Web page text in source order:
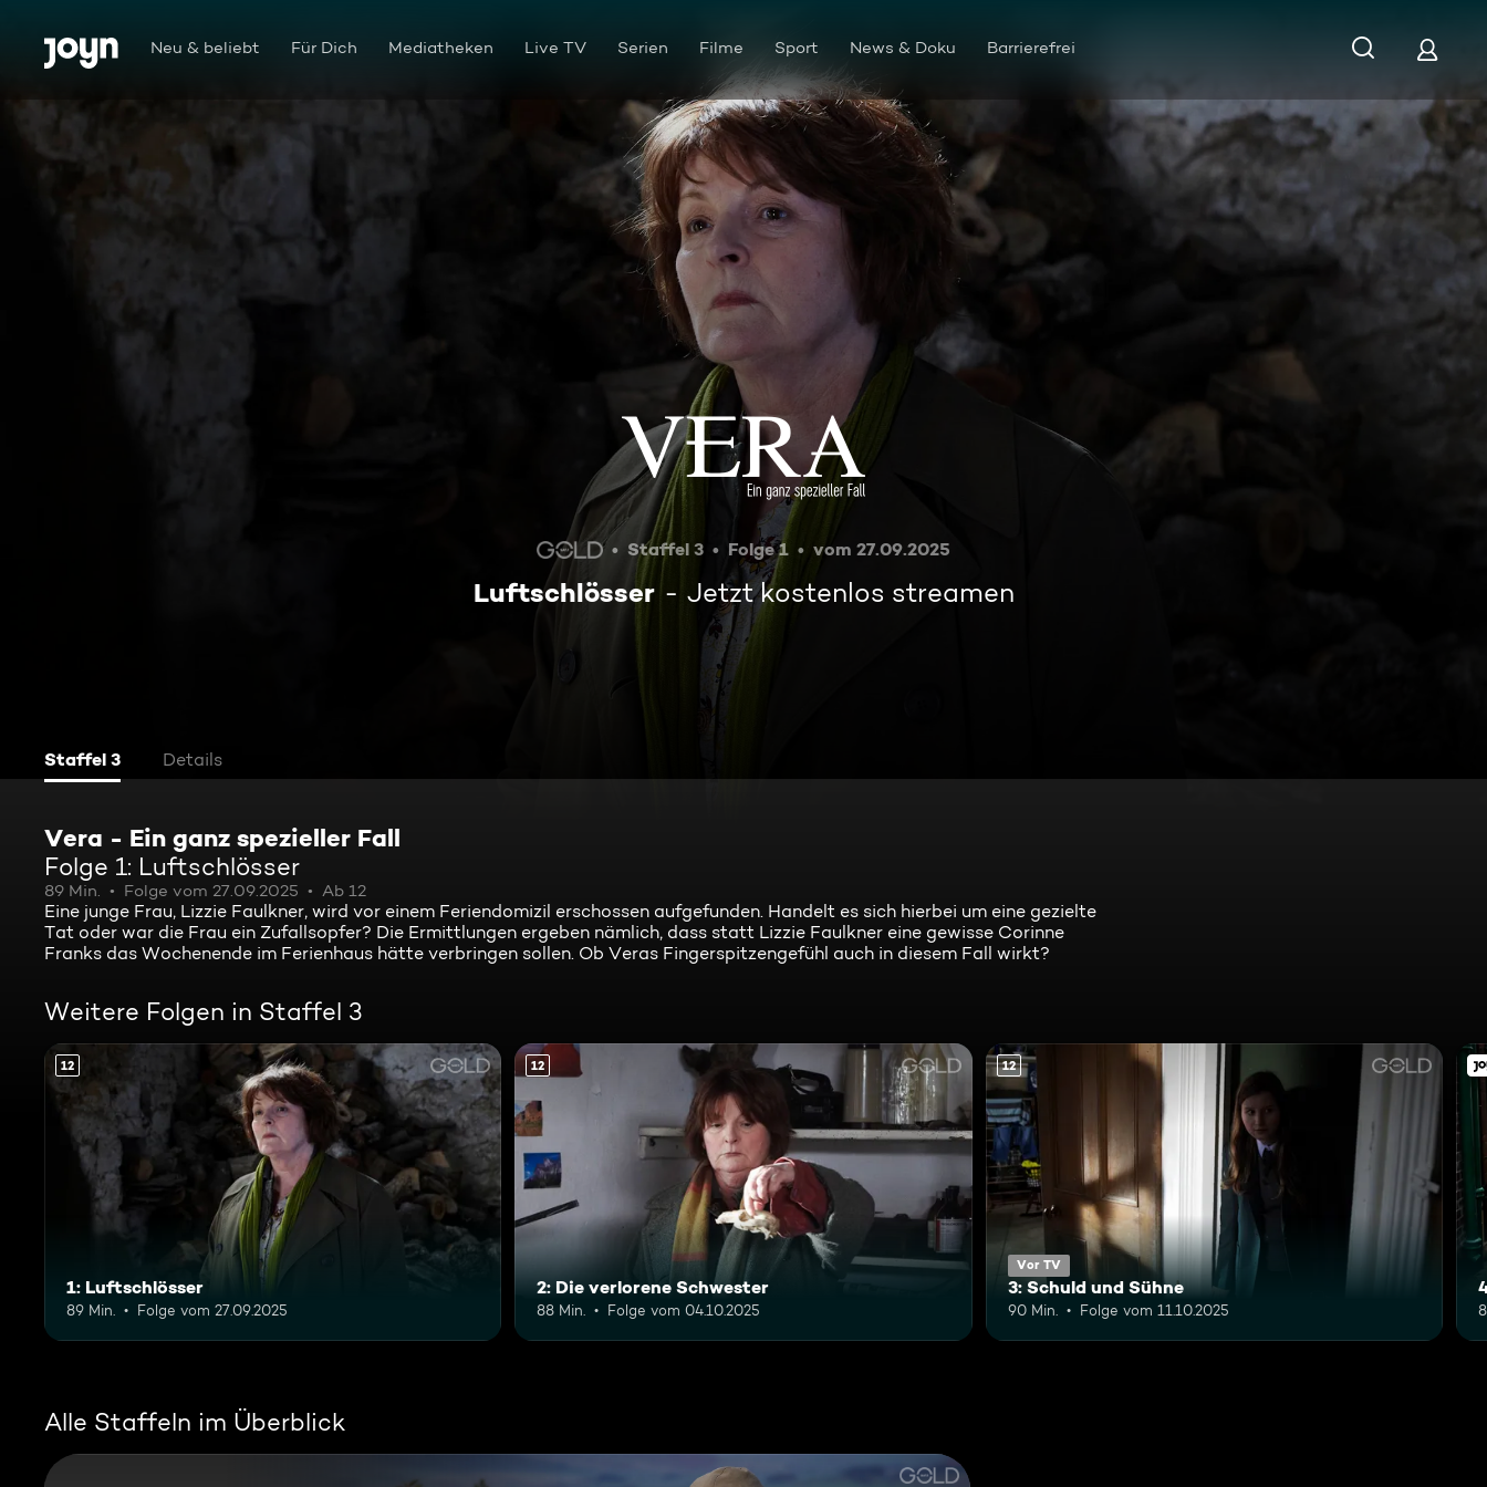
Zum Inhalt springen
Barrierefrei Neu & beliebt Für Dich Mediatheken Live TV Serien Filme Sport News & Doku Barrierefrei
Luftschlösser
Staffel 3 Folge 1 vom 27.09.2025
Luftschlösser Jetzt kostenlos streamen
Staffel 3 Details
Vera - Ein ganz spezieller Fall
Folge 1: Luftschlösser
89 Min. Folge vom 27.09.2025 Ab 12
Eine junge Frau, Lizzie Faulkner, wird vor einem Feriendomizil erschossen aufgefunden. Handelt es sich hierbei um eine gezielte
Tat oder war die Frau ein Zufallsopfer? Die Ermittlungen ergeben nämlich, dass statt Lizzie Faulkner eine gewisse Corinne
Franks das Wochenende im Ferienhaus hätte verbringen sollen. Ob Veras Fingerspitzengefühl auch in diesem Fall wirkt?
Weitere Folgen in Staffel 3
12
1: Luftschlösser
89 Min. Folge vom 27.09.2025
12
2: Die verlorene Schwester
88 Min. Folge vom 04.10.2025
12
Vor TV
3: Schuld und Sühne
90 Min. Folge vom 11.10.2025
Alle Staffeln im Überblick